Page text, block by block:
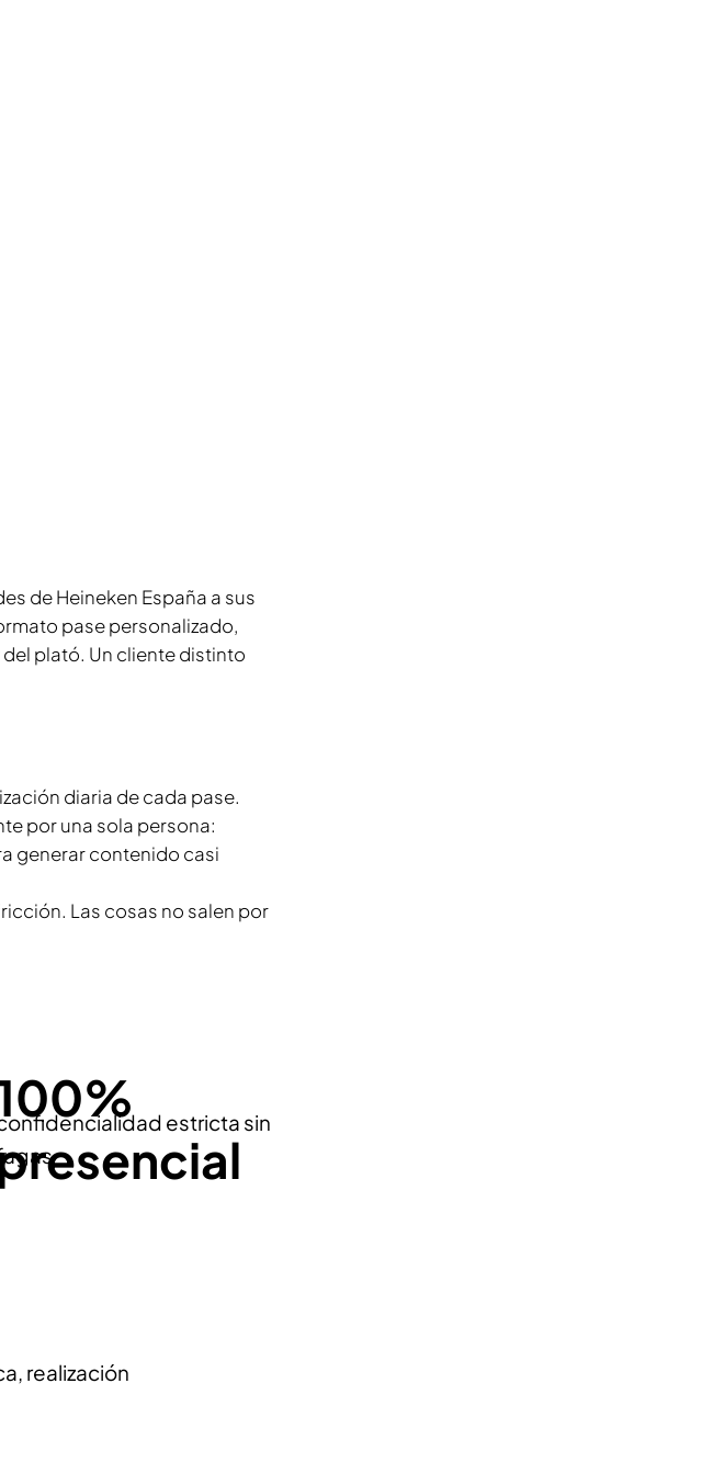
de Heineken España a sus
pase personalizado,
plató. Un cliente distinto
diaria de cada pase.
por una sola persona:
generar contenido casi
Las cosas no salen por
estricta sin